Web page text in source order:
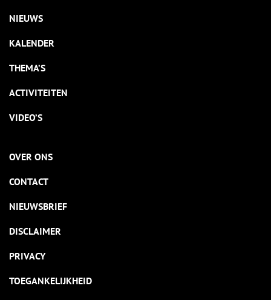
NIEUWS
KALENDER
THEMA’S
ACTIVITEITEN
VIDEO’S
OVER ONS
CONTACT
NIEUWSBRIEF
DISCLAIMER
PRIVACY
TOEGANKELIJKHEID